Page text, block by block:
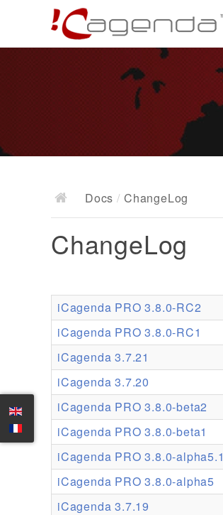
Docs / ChangeLog
ChangeLog
iCagenda PRO 3.8.0-RC2
iCagenda PRO 3.8.0-RC1
iCagenda 3.7.21
iCagenda 3.7.20
iCagenda PRO 3.8.0-beta2
iCagenda PRO 3.8.0-beta1
iCagenda PRO 3.8.0-alpha5.1
iCagenda PRO 3.8.0-alpha5
iCagenda 3.7.19